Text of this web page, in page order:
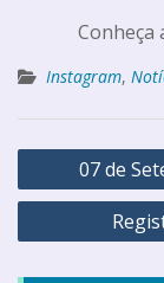
Conheça
Instagram,
07 de